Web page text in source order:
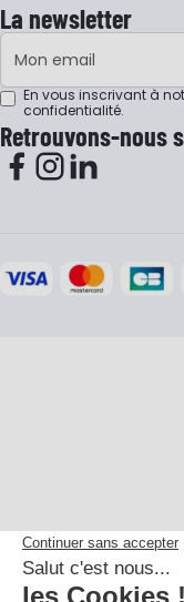
La newsletter
Adresse e-mail
En vous inscrivant à
confidentialité.
Retrouvons-nous